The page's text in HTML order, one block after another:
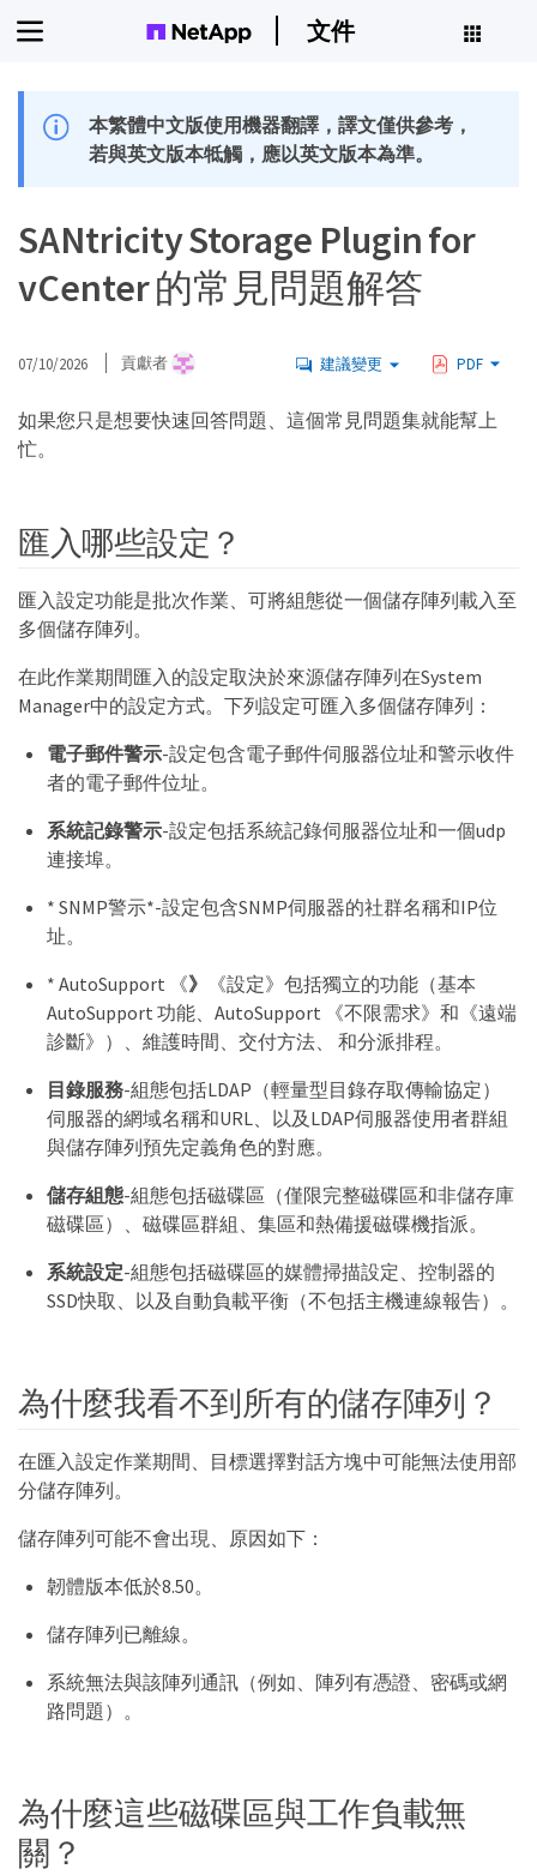
文件
本繁體中文版使用機器翻譯，譯文僅供參考，
若與英文版本牴觸，應以英文版本為準。
SANtricity Storage Plugin for
vCenter 的常見問題解答
07/10/2026 貢獻者 建議變更 PDF
如果您只是想要快速回答問題、這個常見問題集就能幫上
忙。
匯入哪些設定？
匯入設定功能是批次作業、可將組態從一個儲存陣列載入至
多個儲存陣列。
在此作業期間匯入的設定取決於來源儲存陣列在System
Manager中的設定方式。下列設定可匯入多個儲存陣列：
電子郵件警示-設定包含電子郵件伺服器位址和警示收件
者的電子郵件位址。
系統記錄警示-設定包括系統記錄伺服器位址和一個udp
連接埠。
* SNMP警示*-設定包含SNMP伺服器的社群名稱和IP位
址。
* AutoSupport 《》
《設定》包括獨立的功能（基本
AutoSupport 功能、AutoSupport 《不限需求》和《遠端
診斷》）、維護時間、交付方法、 和分派排程。
目錄服務-組態包括LDAP（輕量型目錄存取傳輸協定）
伺服器的網域名稱和URL、以及LDAP伺服器使用者群組
與儲存陣列預先定義角色的對應。
儲存組態-組態包括磁碟區（僅限完整磁碟區和非儲存庫
磁碟區）、磁碟區群組、集區和熱備援磁碟機指派。
系統設定-組態包括磁碟區的媒體掃描設定、控制器的
SSD快取、以及自動負載平衡（不包括主機連線報告）。
為什麼我看不到所有的儲存陣列？
在匯入設定作業期間、目標選擇對話方塊中可能無法使用部
分儲存陣列。
儲存陣列可能不會出現、原因如下：
韌體版本低於8.50。
儲存陣列已離線。
系統無法與該陣列通訊（例如、陣列有憑證、密碼或網
路問題）。
為什麼這些磁碟區與工作負載無
關？